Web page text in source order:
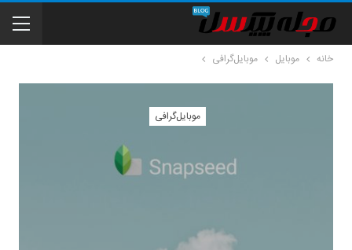
خانه موبایل موبایل‌گرافی
موبایل‌گرافی